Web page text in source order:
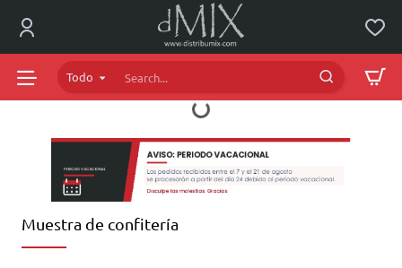
dMIX
Online
Todo
Search...
Muestra de confitería